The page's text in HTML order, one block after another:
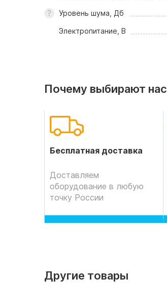
Уровень шума, Дб
Электропитание, В
Почему выбирают нас
Бесплатная доставка
Доставляем
оборудование в любую
точку России
Другие товары